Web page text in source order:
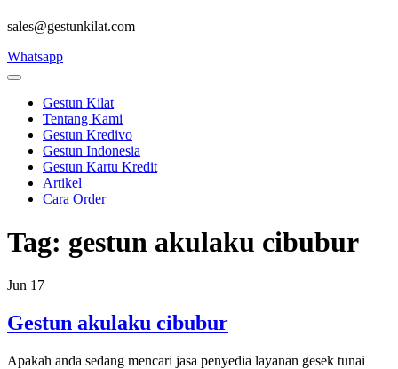
sales@gestunkilat.com
Whatsapp
Gestun Kilat
Tentang Kami
Gestun Kredivo
Gestun Indonesia
Gestun Kartu Kredit
Artikel
Cara Order
Tag: gestun akulaku cibubur
Jun 17
Gestun akulaku cibubur
Apakah anda sedang mencari jasa penyedia layanan gesek tunai